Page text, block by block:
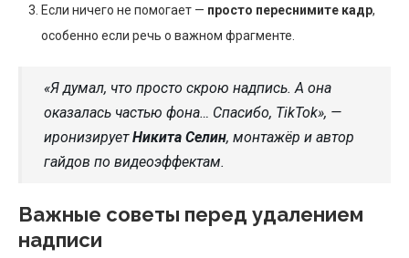
Если ничего не помогает — просто переснимите кадр,
особенно если речь о важном фрагменте.
«Я думал, что просто скрою надпись. А она
оказалась частью фона… Спасибо, TikTok», —
иронизируетНикита Селин, монтажёр и автор
гайдов по видеоэффектам.
Важные советы перед удалением
надписи